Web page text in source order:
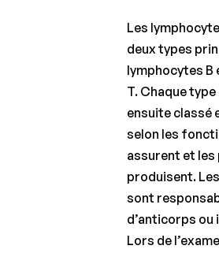
Les
deux types
lymphocytes B
T. Chaque
ensuite classé
selon les
assurent et les
produisent.
sont
d’anticorps ou
Lors de